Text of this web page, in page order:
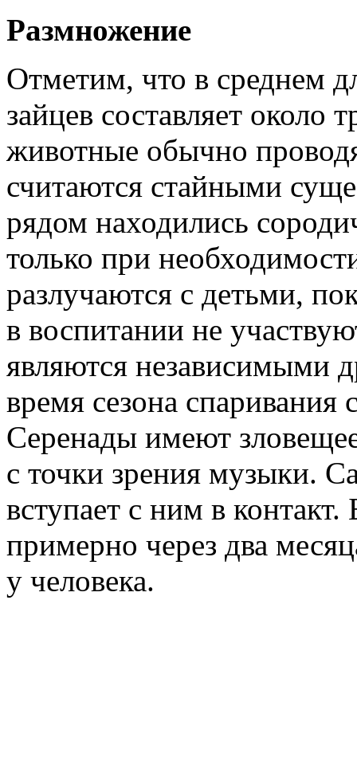
Размножение
Отметим, что в среднем
зайцев составляет около
животные обычно
считаются стайными
рядом находились
только при
разлучаются с детьми,
в воспитании не
являются независимыми
время сезона
Серенады имеют
с точки зрения музыки.
вступает с ним в
примерно через два
у человека.